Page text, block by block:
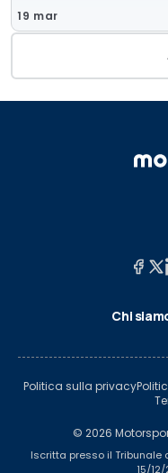
19 mar
Chi
Politica sulla privacy
© 2026
Iscritta presso il Tribunale
15/